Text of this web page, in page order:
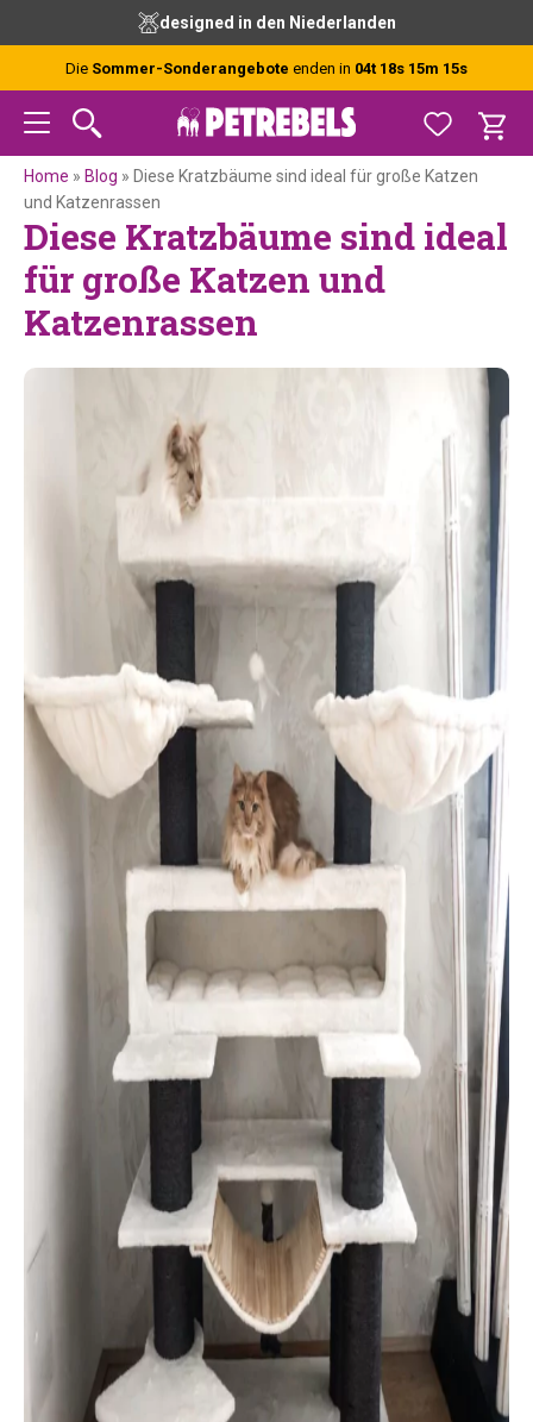
content
kostenlose Beratung durch unsere Experten
Die Sommer-Sonderangebote enden in 04t 18s 15m 14s
Home » Blog » Diese Kratzbäume sind ideal für große Katzen
und Katzenrassen
Diese Kratzbäume sind ideal
für große Katzen und
Katzenrassen